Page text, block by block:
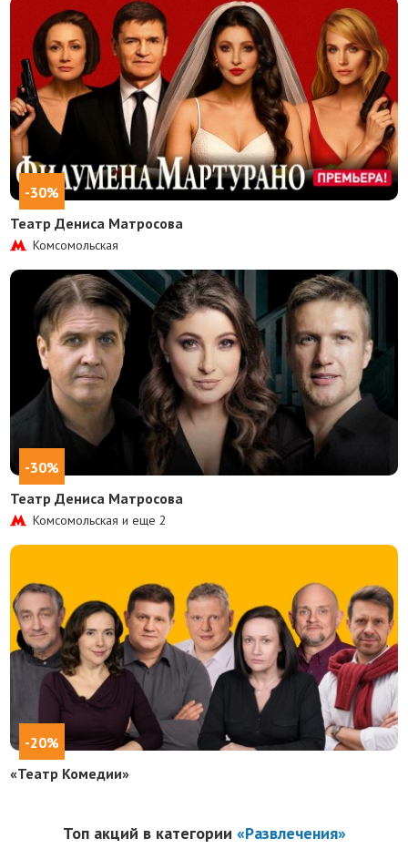
-30%
Театр Дениса Матросова
Комсомольская
-30%
Театр Дениса Матросова
Комсомольская и еще2
-20%
«Театр Комедии»
Топ акций в категории «Развлечения»